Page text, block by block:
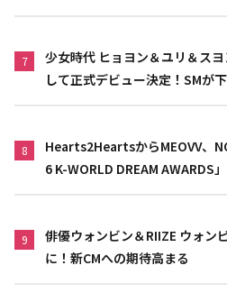
7
少女時代 ヒョヨン＆ユリ＆ス
して正式デビュー決定！SMが
8
Hearts2HeartsからMEOVV、
6 K-WORLD DREAM AWARDS
9
俳優ウォンビン＆RIIZE ウォン
に！新CMへの期待高まる